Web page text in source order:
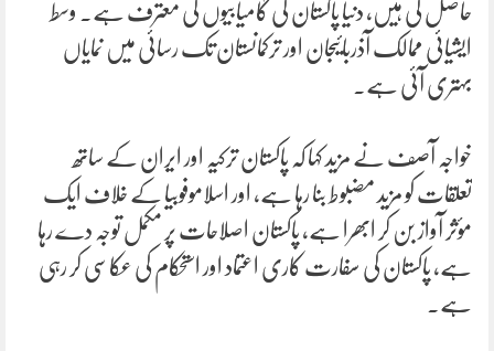
حاصل کی ہیں، دنیا پاکستان کی کامیابیوں کی معترف ہے۔ وسط
ایشیائی ممالک آذربائیجان اور ترکمانستان تک رسائی میں نمایاں
بہتری آئی ہے۔
خواجہ آصف نے مزید کہا کہ پاکستان ترکیہ اور ایران کے ساتھ
تعلقات کو مزید مضبوط بنا رہا ہے، اور اسلاموفوبیا کے خلاف ایک
مؤثر آواز بن کر ابھرا ہے، پاکستان اصلاحات پر مکمل توجہ دے رہا
ہے، پاکستان کی سفارت کاری اعتماد اور استحکام کی عکاسی کر رہی
ہے۔